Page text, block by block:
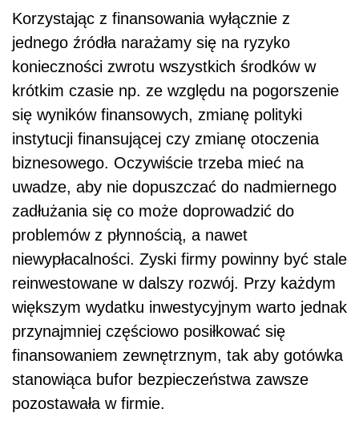
Korzystając z finansowania wyłącznie z
jednego źródła narażamy się na ryzyko
konieczności zwrotu wszystkich środków w
krótkim czasie np. ze względu na pogorszenie
się wyników finansowych, zmianę polityki
instytucji finansującej czy zmianę otoczenia
biznesowego. Oczywiście trzeba mieć na
uwadze, aby nie dopuszczać do nadmiernego
zadłużania się co może doprowadzić do
problemów z płynnością, a nawet
niewypłacalności. Zyski firmy powinny być stale
reinwestowane w dalszy rozwój. Przy każdym
większym wydatku inwestycyjnym warto jednak
przynajmniej częściowo posiłkować się
finansowaniem zewnętrznym, tak aby gotówka
stanowiąca bufor bezpieczeństwa zawsze
pozostawała w firmie.